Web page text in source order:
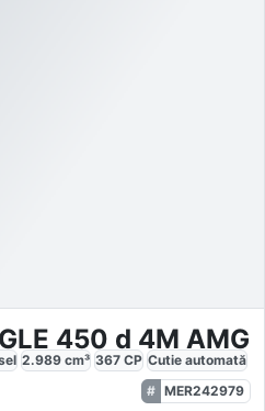
450 d 4M AMG
2.989 cm³ 367 CP Cutie automată
MER242979